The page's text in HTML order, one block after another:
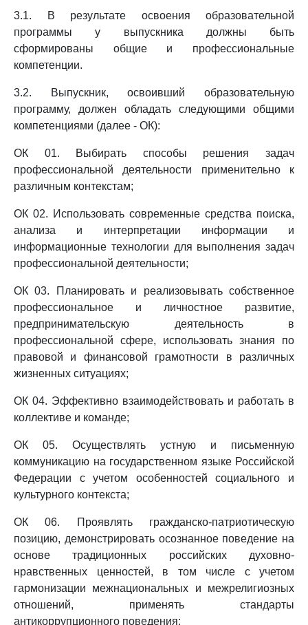
3.1. В результате освоения образовательной
программы у выпускника должны быть
сформированы общие и профессиональные
компетенции.
3.2. Выпускник, освоивший образовательную
программу, должен обладать следующими общими
компетенциями (далее - ОК):
ОК 01. Выбирать способы решения задач
профессиональной деятельности применительно к
различным контекстам;
ОК 02. Использовать современные средства поиска,
анализа и интерпретации информации и
информационные технологии для выполнения задач
профессиональной деятельности;
ОК 03. Планировать и реализовывать собственное
профессиональное и личностное развитие,
предпринимательскую деятельность в
профессиональной сфере, использовать знания по
правовой и финансовой грамотности в различных
жизненных ситуациях;
ОК 04. Эффективно взаимодействовать и работать в
коллективе и команде;
ОК 05. Осуществлять устную и письменную
коммуникацию на государственном языке Российской
Федерации с учетом особенностей социального и
культурного контекста;
ОК 06. Проявлять гражданско-патриотическую
позицию, демонстрировать осознанное поведение на
основе традиционных российских духовно-
нравственных ценностей, в том числе с учетом
гармонизации межнациональных и межрелигиозных
отношений, применять стандарты
антикоррупционного поведения;